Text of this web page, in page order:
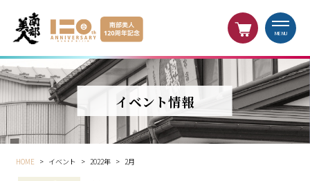
MENU
イベント情報
HOME > イベント > 2022年 > 2月